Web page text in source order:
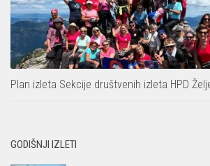
Plan izleta Sekcije društvenih izleta HPD
GODIŠNJI IZLETI